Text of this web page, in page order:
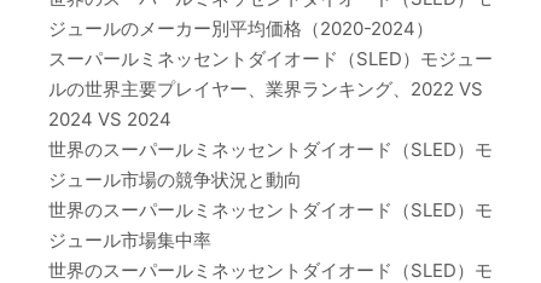
ジュールのメーカー別平均価格（2020-2024）
スーパールミネッセントダイオード（SLED）モジュー
ルの世界主要プレイヤー、業界ランキング、2022 VS
2024 VS 2024
世界のスーパールミネッセントダイオード（SLED）モ
ジュール市場の競争状況と動向
世界のスーパールミネッセントダイオード（SLED）モ
ジュール市場集中率
世界のスーパールミネッセントダイオード（SLED）モ